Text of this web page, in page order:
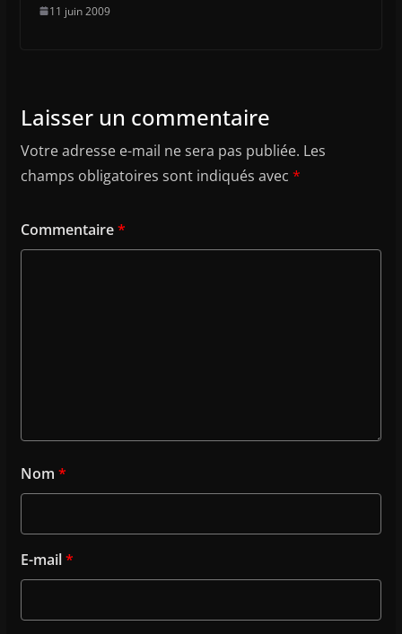
11 juin 2009
Laisser un commentaire
Votre adresse e-mail ne sera pas publiée. Les
champs obligatoires sont indiqués avec *
Commentaire*
Nom *
E-mail*